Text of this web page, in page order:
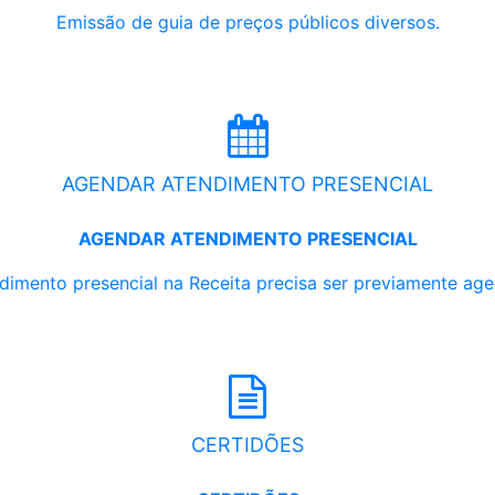
Emissão de guia de preços públicos diversos.
AGENDAR ATENDIMENTO PRESENCIAL
AGENDAR ATENDIMENTO PRESENCIAL
presencial na Receita precisa ser previamente
CERTIDÕES